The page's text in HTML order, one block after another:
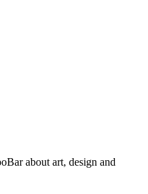
about art, design and